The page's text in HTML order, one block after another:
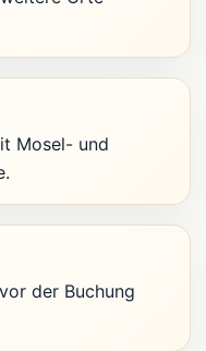
Mosel- und
der Buchung